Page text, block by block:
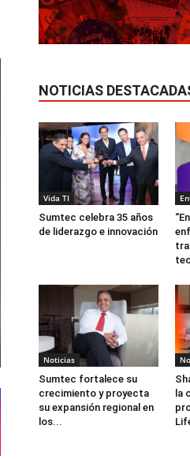
NOTICIAS
Vida TI
Sumtec celebra 35 años
de liderazgo e innovación
Noticias
Sumtec fortalece su
crecimiento y proyecta
su expansión regional en
los...
la